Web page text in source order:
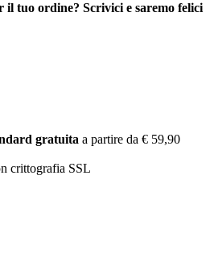
il tuo ordine? Scrivici e saremo felici
gratuita a partire da € 59,90
crittografia SSL